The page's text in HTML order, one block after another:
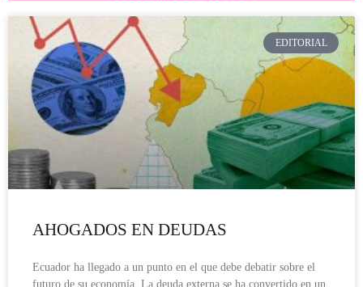
EDITORIAL
AHOGADOS EN DEUDAS
Ecuador ha llegado a un punto en el que debe debatir sobre el
futuro de su economía. La deuda externa se ha convertido en un